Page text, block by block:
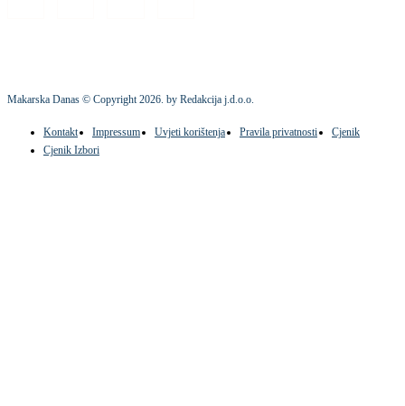
Makarska Danas © Copyright2026. by Redakcija j.d.o.o.
Kontakt Impressum Uvjeti korištenja Pravila privatnosti
Cjenik
Cjenik Izbori